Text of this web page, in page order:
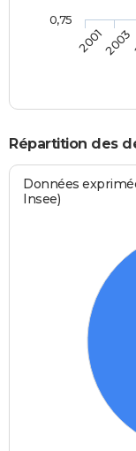
20012003
0,75
Répartition des
Données
Insee)